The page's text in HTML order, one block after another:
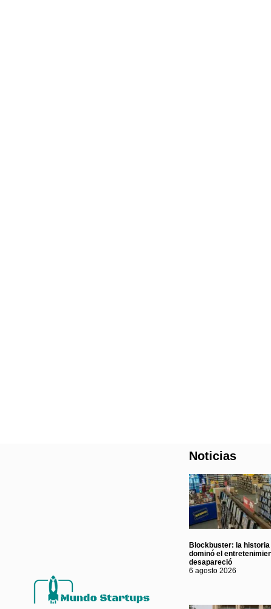
Noticias
Blockbuster: la historia
dominó el
desapareció
6 agosto 2026